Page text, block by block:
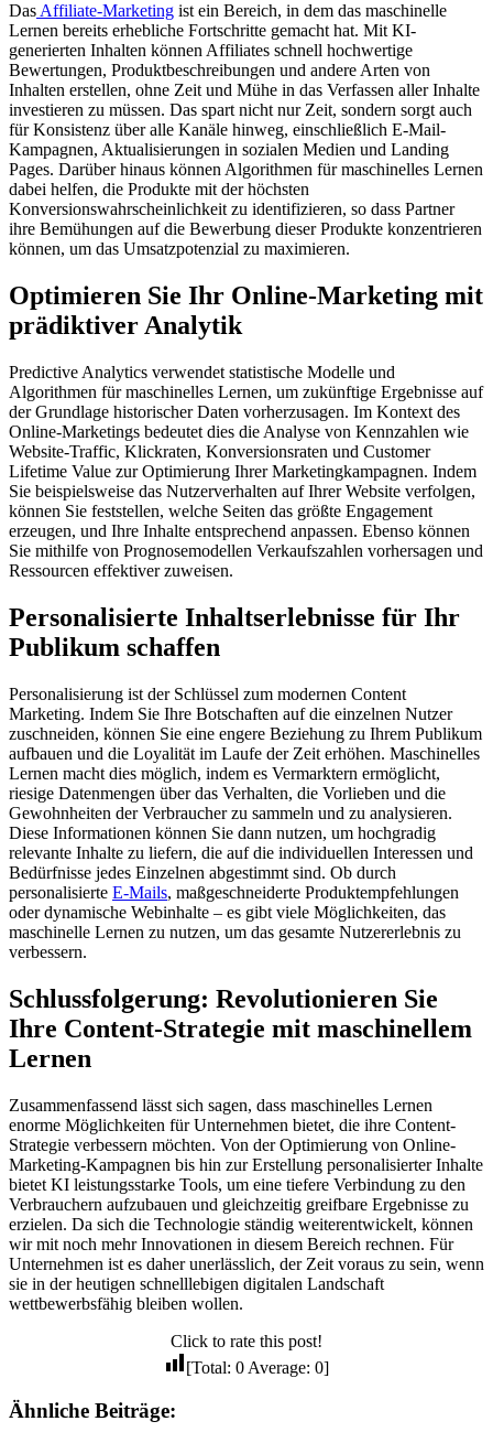
DasAffiliate-Marketing ist ein Bereich, in dem das maschinelle
Lernen bereits erhebliche Fortschritte gemacht hat. Mit KI-
generierten Inhalten können Affiliates schnell hochwertige
Bewertungen, Produktbeschreibungen und andere Arten von
Inhalten erstellen, ohne Zeit und Mühe in das Verfassen aller Inhalte
investieren zu müssen. Das spart nicht nur Zeit, sondern sorgt auch
für Konsistenz über alle Kanäle hinweg, einschließlich E-Mail-
Kampagnen, Aktualisierungen in sozialen Medien und Landing
Pages. Darüber hinaus können Algorithmen für maschinelles Lernen
dabei helfen, die Produkte mit der höchsten
Konversionswahrscheinlichkeit zu identifizieren, so dass Partner
ihre Bemühungen auf die Bewerbung dieser Produkte konzentrieren
können, um das Umsatzpotenzial zu maximieren.
Optimieren Sie Ihr Online-Marketing mit
prädiktiver Analytik
Predictive Analytics verwendet statistische Modelle und
Algorithmen für maschinelles Lernen, um zukünftige Ergebnisse auf
der Grundlage historischer Daten vorherzusagen. Im Kontext des
Online-Marketings bedeutet dies die Analyse von Kennzahlen wie
Website-Traffic, Klickraten, Konversionsraten und Customer
Lifetime Value zur Optimierung Ihrer Marketingkampagnen. Indem
Sie beispielsweise das Nutzerverhalten auf Ihrer Website verfolgen,
können Sie feststellen, welche Seiten das größte Engagement
erzeugen, und Ihre Inhalte entsprechend anpassen. Ebenso können
Sie mithilfe von Prognosemodellen Verkaufszahlen vorhersagen und
Ressourcen effektiver zuweisen.
Personalisierte Inhaltserlebnisse für Ihr
Publikum schaffen
Personalisierung ist der Schlüssel zum modernen Content
Marketing. Indem Sie Ihre Botschaften auf die einzelnen Nutzer
zuschneiden, können Sie eine engere Beziehung zu Ihrem Publikum
aufbauen und die Loyalität im Laufe der Zeit erhöhen. Maschinelles
Lernen macht dies möglich, indem es Vermarktern ermöglicht,
riesige Datenmengen über das Verhalten, die Vorlieben und die
Gewohnheiten der Verbraucher zu sammeln und zu analysieren.
Diese Informationen können Sie dann nutzen, um hochgradig
relevante Inhalte zu liefern, die auf die individuellen Interessen und
Bedürfnisse jedes Einzelnen abgestimmt sind. Ob durch
personalisierte E-Mails, maßgeschneiderte Produktempfehlungen
oder dynamische Webinhalte – es gibt viele Möglichkeiten, das
maschinelle Lernen zu nutzen, um das gesamte Nutzererlebnis zu
verbessern.
Schlussfolgerung: Revolutionieren Sie
Ihre Content-Strategie mit maschinellem
Lernen
Zusammenfassend lässt sich sagen, dass maschinelles Lernen
enorme Möglichkeiten für Unternehmen bietet, die ihre Content-
Strategie verbessern möchten. Von der Optimierung von Online-
Marketing-Kampagnen bis hin zur Erstellung personalisierter Inhalte
bietet KI leistungsstarke Tools, um eine tiefere Verbindung zu den
Verbrauchern aufzubauen und gleichzeitig greifbare Ergebnisse zu
erzielen. Da sich die Technologie ständig weiterentwickelt, können
wir mit noch mehr Innovationen in diesem Bereich rechnen. Für
Unternehmen ist es daher unerlässlich, der Zeit voraus zu sein, wenn
sie in der heutigen schnelllebigen digitalen Landschaft
wettbewerbsfähig bleiben wollen.
Click to rate this post!
[Total: 0 Average: 0]
Ähnliche Beiträge: